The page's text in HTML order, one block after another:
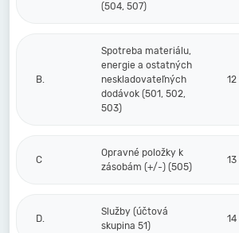
(504, 507)
B.
Spotreba materiálu,
energie a ostatných
neskladovateľných
dodávok (501, 502,
503)
12
C
Opravné položky k
zásobám (+/-) (505)
13
D.
Služby (účtová
skupina 51)
14